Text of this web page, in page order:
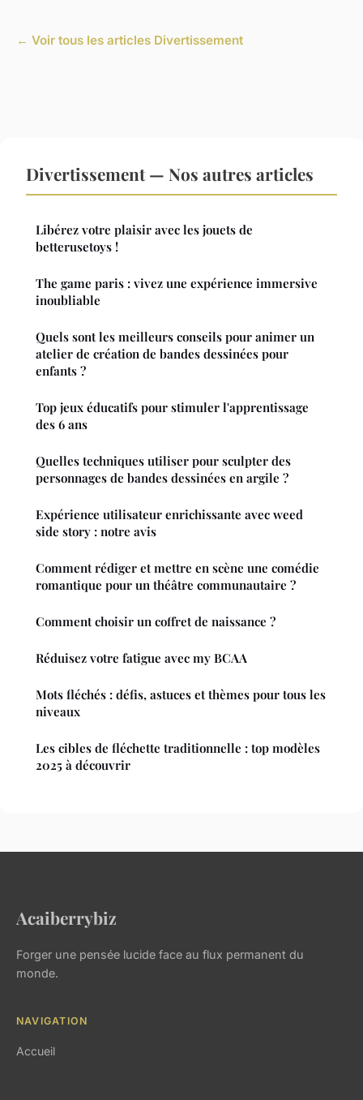
← Voir tous les articles Divertissement
Divertissement — Nos autres articles
Libérez votre plaisir avec les jouets de
betterusetoys !
The game paris : vivez une expérience immersive
inoubliable
Quels sont les meilleurs conseils pour animer un
atelier de création de bandes dessinées pour
enfants ?
Top jeux éducatifs pour stimuler l'apprentissage
des 6 ans
Quelles techniques utiliser pour sculpter des
personnages de bandes dessinées en argile ?
Expérience utilisateur enrichissante avec weed
side story : notre avis
Comment rédiger et mettre en scène une comédie
romantique pour un théâtre communautaire ?
Comment choisir un coffret de naissance ?
Réduisez votre fatigue avec my BCAA
Mots fléchés : défis, astuces et thèmes pour tous les
niveaux
Les cibles de fléchette traditionnelle : top modèles
2025 à découvrir
Acaiberrybiz
Forger une pensée lucide face au flux permanent du
monde.
NAVIGATION
Accueil